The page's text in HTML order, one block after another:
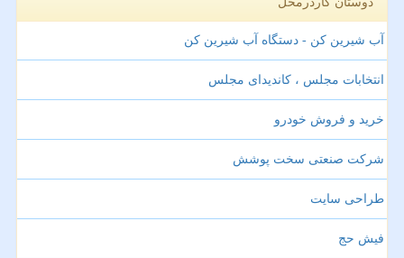
آب شیرین کن - دستگاه آب شیرین کن
انتخابات مجلس ، کاندیدای مجلس
خرید و فروش خودرو
شرکت صنعتی سخت پوشش
طراحی سایت
فیش حج